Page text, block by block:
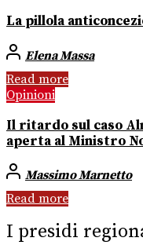
La pillola
Elena Massa
Read more
Opinioni
Il ritardo sul caso
aperta al Ministro
Massimo Marnetto
Read more
I presidi